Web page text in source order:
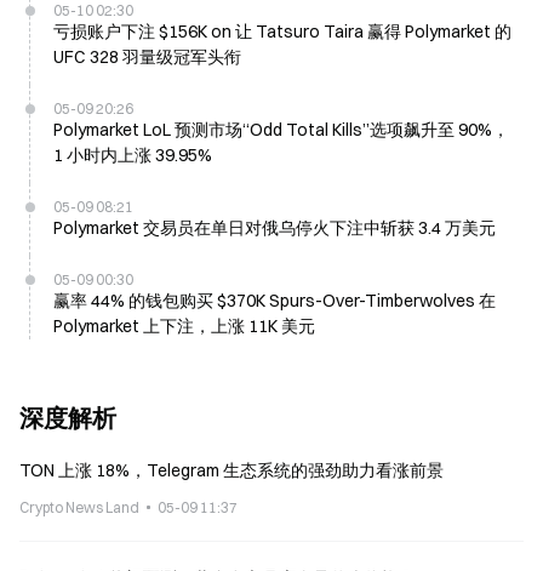
05-10 02:30
亏损账户下注 $156K on 让 Tatsuro Taira 赢得 Polymarket 的
UFC 328 羽量级冠军头衔
05-09 20:26
Polymarket LoL 预测市场“Odd Total Kills”选项飙升至 90%，
1 小时内上涨 39.95%
05-09 08:21
Polymarket 交易员在单日对俄乌停火下注中斩获 3.4 万美元
05-09 00:30
赢率 44% 的钱包购买 $370K Spurs-Over-Timberwolves 在
Polymarket 上下注，上涨 11K 美元
深度解析
TON 上涨 18%，Telegram 生态系统的强劲助力看涨前景
Crypto News Land 05-09 11:37